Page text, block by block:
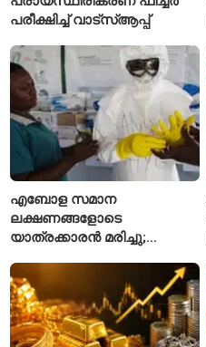
പരീക്ഷിച്ച് വാട്‌സ്ആപ്പ്
എബോള സമാന
ലക്ഷണങ്ങളോടെ
യാത്രക്കാരൻ മരിച്ചു;
യാത്രക്കാരെ
നിരീക്ഷണത്തിൽ